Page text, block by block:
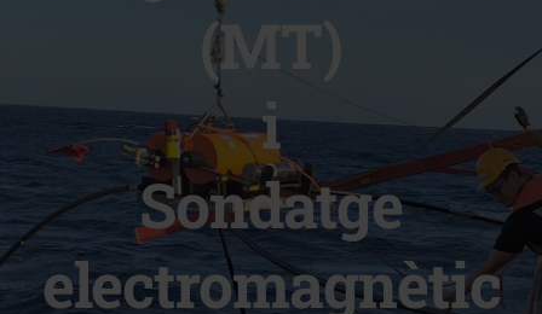
(MT)
i
Sondatge
electromagnètic